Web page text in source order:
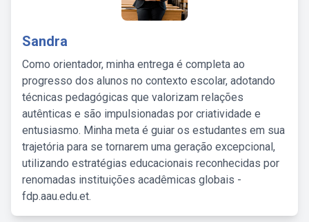
Sandra
Como orientador, minha entrega é completa ao
progresso dos alunos no contexto escolar, adotando
técnicas pedagógicas que valorizam relações
autênticas e são impulsionadas por criatividade e
entusiasmo. Minha meta é guiar os estudantes em sua
trajetória para se tornarem uma geração excepcional,
utilizando estratégias educacionais reconhecidas por
renomadas instituições acadêmicas globais -
fdp.aau.edu.et.